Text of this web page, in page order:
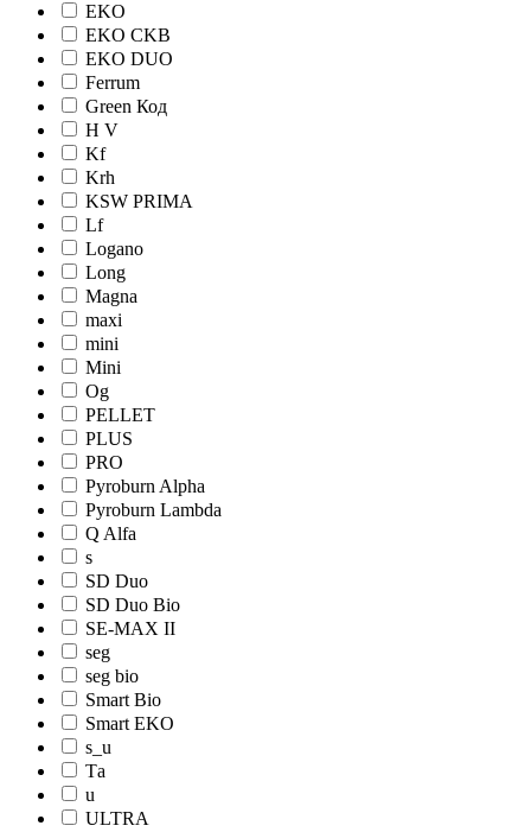
EKO
EKO CKB
EKO DUO
Ferrum
Green Код
H V
Kf
Krh
KSW PRIMA
Lf
Logano
Long
Magna
maxi
mini
Mini
Og
PELLET
PLUS
PRO
Pyroburn Alpha
Pyroburn Lambda
Q Alfa
s
SD Duo
SD Duo Bio
SE-MAX II
seg
seg bio
Smart Bio
Smart EKO
s_u
Tа
u
ULTRA